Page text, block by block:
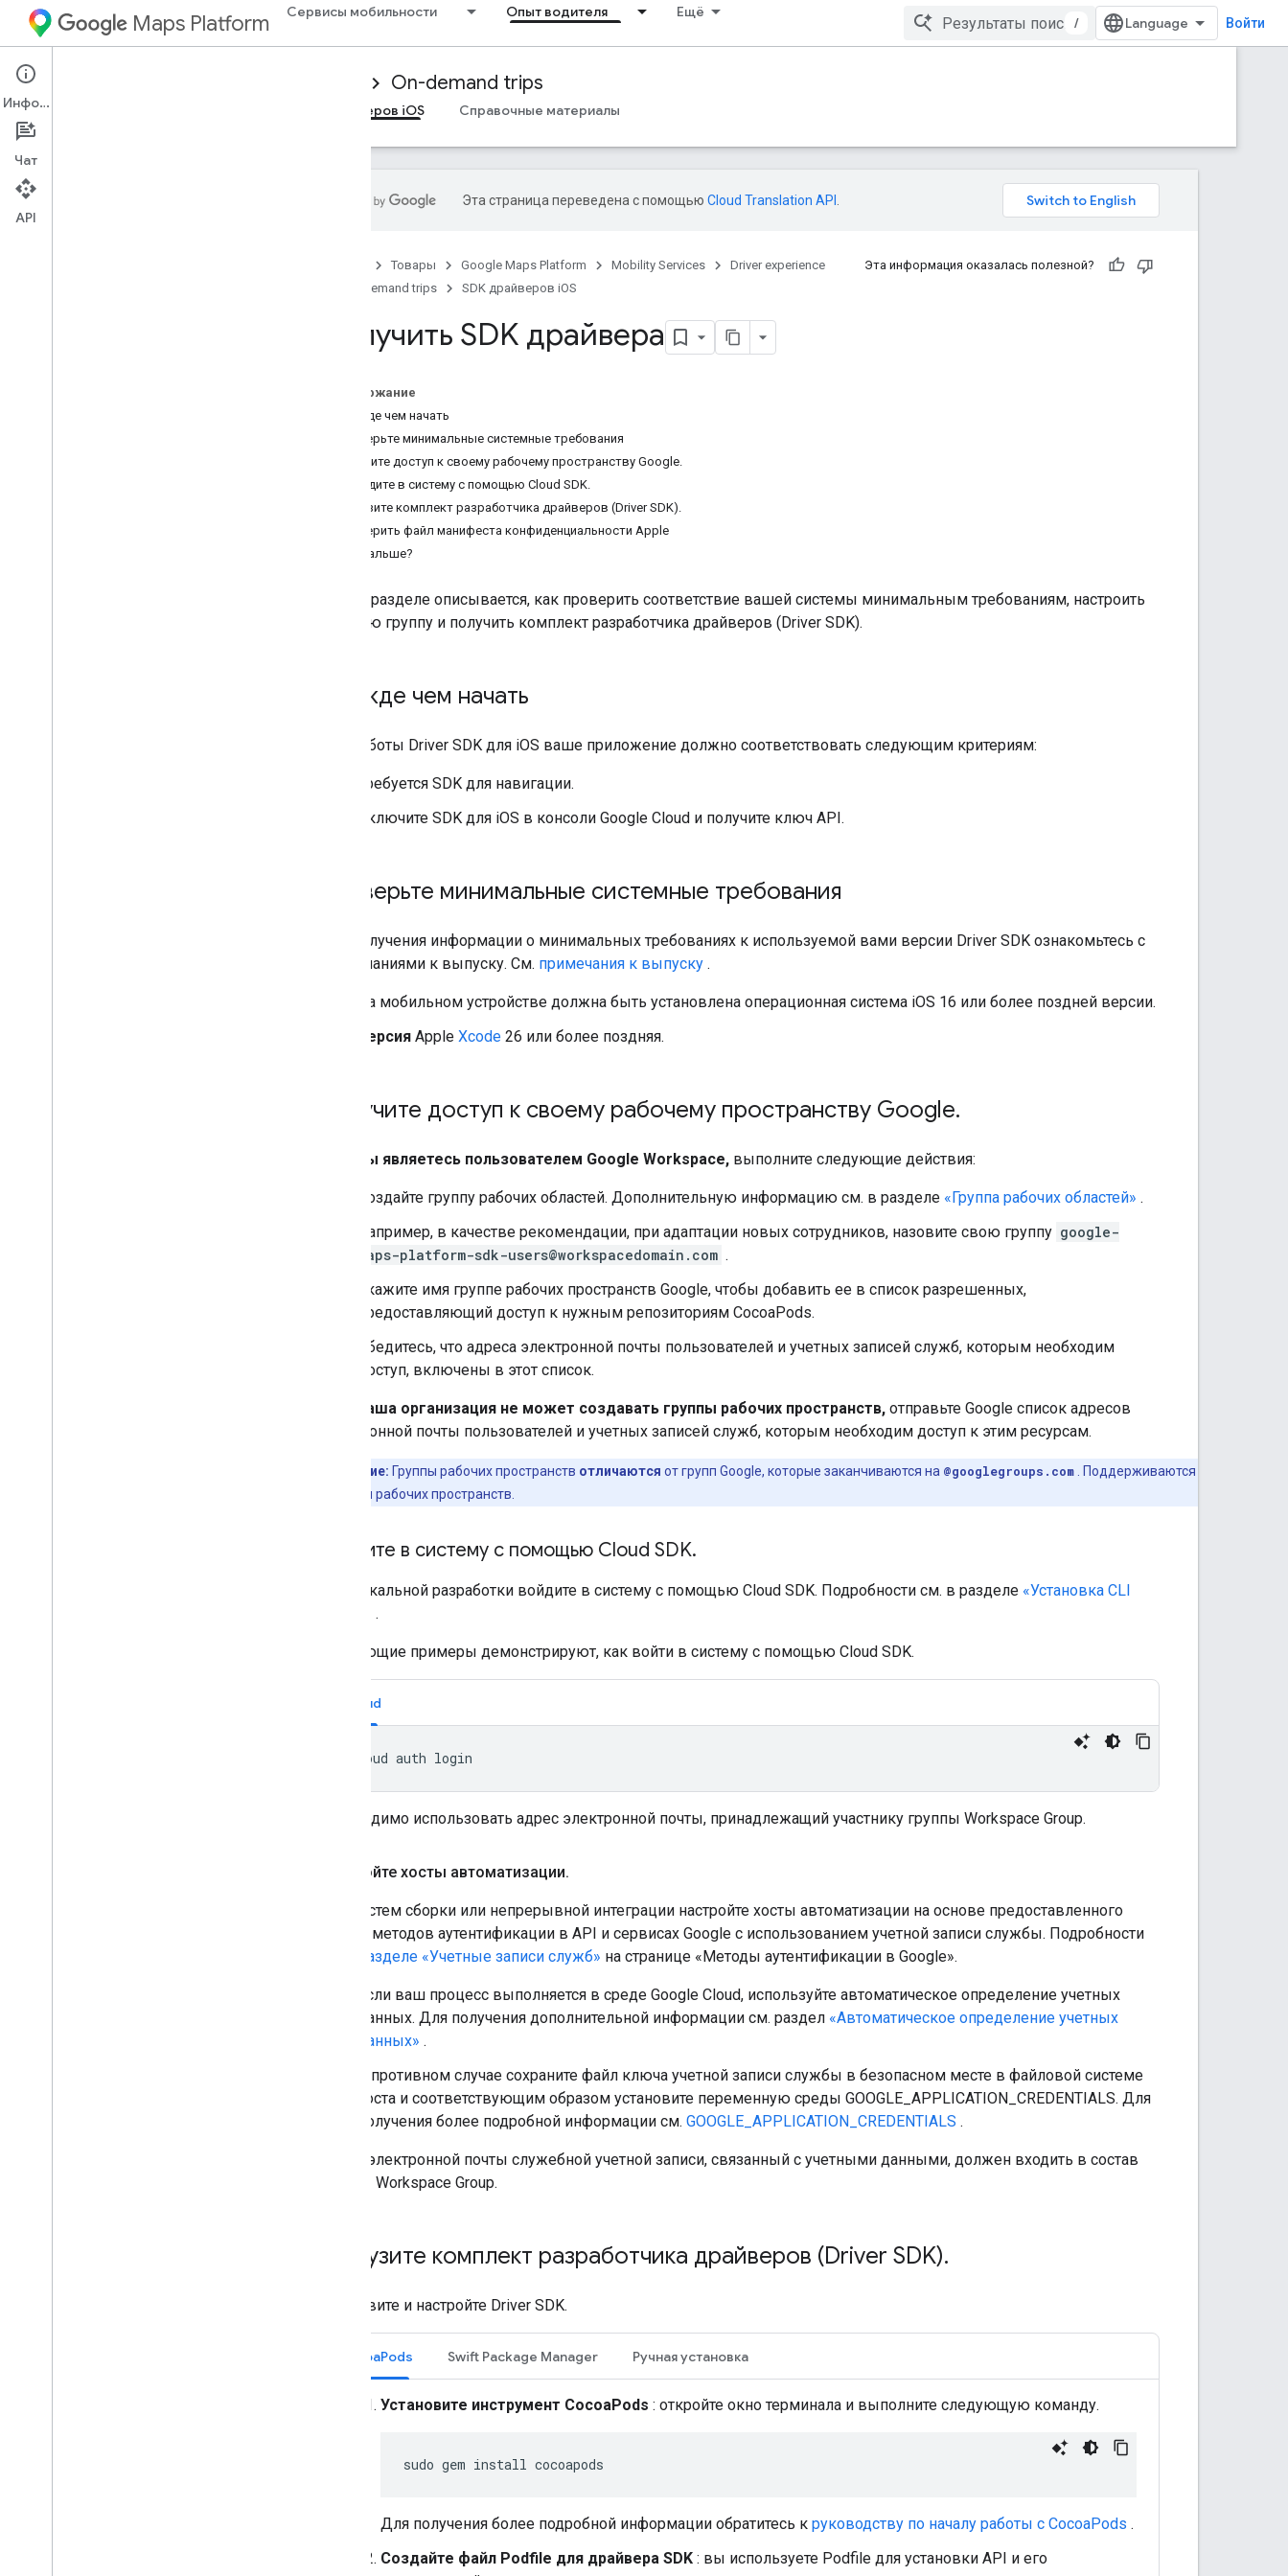
Maps Platform Сервисы мобильности Опыт водителя Ещё
/ Войти
Mobility Services On-demand trips
Обзор SDK драйверов iOS Справочные материалы
Эта страница переведена с помощью Cloud Translation API
Товары Google Maps Platform Mobility Services
Driver experience
On-demand trips
SDK драйверов iOS
Эта информация оказалась полезной?
Получить SDK драйвера
Содержание
Прежде чем начать
Проверьте минимальные системные требования
Получите доступ к своему рабочему пространству Google.
Войдите в систему с помощью Cloud SDK.
Загрузите комплект разработчика драйверов (Driver SDK).
Проверить файл манифеста конфиденциальности Apple
Что дальше?
В этом разделе описывается, как проверить соответствие вашей системы минимальным требованиям, настроить
рабочую группу и получить комплект разработчика драйверов (Driver SDK).
Прежде чем начать
Для работы Driver SDK для iOS ваше приложение должно соответствовать следующим критериям:
Требуется SDK для навигации.
Включите SDK для iOS в консоли Google Cloud и получите ключ API.
Проверьте минимальные системные требования
Для получения информации о минимальных требованиях к используемой вами версии Driver SDK ознакомьтесь с
примечаниями к выпуску. См. примечания к выпуску .
На мобильном устройстве должна быть установлена ​​операционная система iOS 16 или более поздней версии.
Версия Apple Xcode 26 или более поздняя.
Получите доступ к своему рабочему пространству Google.
Если вы являетесь пользователем Google Workspace, выполните следующие действия:
Создайте группу рабочих областей. Дополнительную информацию см. в разделе «Группа рабочих областей» .
Например, в качестве рекомендации, при адаптации новых сотрудников, назовите свою группу google-
maps-platform-sdk-users@workspacedomain.com .
Укажите имя группе рабочих пространств Google, чтобы добавить ее в список разрешенных,
предоставляющий доступ к нужным репозиториям CocoaPods.
Убедитесь, что адреса электронной почты пользователей и учетных записей служб, которым необходим
доступ, включены в этот список.
Если ваша организация не может создавать группы рабочих пространств, отправьте Google список адресов
электронной почты пользователей и учетных записей служб, которым необходим доступ к этим ресурсам.
Примечание: Группы рабочих пространств отличаются от групп Google, которые заканчиваются на @googlegroups.com . Поддерживаются
только группы рабочих пространств.
Войдите в систему с помощью Cloud SDK.
Для локальной разработки войдите в систему с помощью Cloud SDK. Подробности см. в разделе «Установка CLI
.
Следующие примеры демонстрируют, как войти в систему с помощью Cloud SDK.
gcloud
Необходимо использовать адрес электронной почты, принадлежащий участнику группы Workspace Group.
Настройте хосты автоматизации.
Для систем сборки или непрерывной интеграции настройте хосты автоматизации на основе предоставленного
списка методов аутентификации в API и сервисах Google с использованием учетной записи службы. Подробности
разделе «Учетные записи служб» на странице «Методы аутентификации в Google».
Если ваш процесс выполняется в среде Google Cloud, используйте автоматическое определение учетных
данных. Для получения дополнительной информации см. раздел «Автоматическое определение учетных
данных» .
В противном случае сохраните файл ключа учетной записи службы в безопасном месте в файловой системе
хоста и соответствующим образом установите переменную среды GOOGLE_APPLICATION_CREDENTIALS. Для
получения более подробной информации см. GOOGLE_APPLICATION_CREDENTIALS .
Адрес электронной почты служебной учетной записи, связанный с учетными данными, должен входить в состав
группы Workspace Group.
Загрузите комплект разработчика драйверов (Driver SDK).
Установите и настройте Driver SDK.
CocoaPods Swift Package Manager Ручная установка
Установите инструмент CocoaPods : откройте окно терминала и выполните следующую команду.
sudo gem install
Для получения более подробной информации обратитесь к руководству по началу работы с CocoaPods .
Создайте файл Podfile для драйвера SDK : вы используете Podfile для установки API и его
Информация
Чат
API